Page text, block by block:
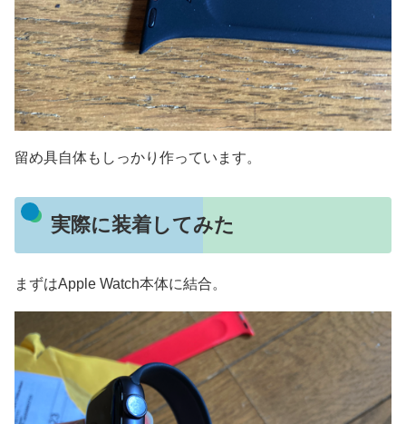
留め具自体もしっかり作っています。
実際に装着してみた
まずはApple Watch本体に結合。